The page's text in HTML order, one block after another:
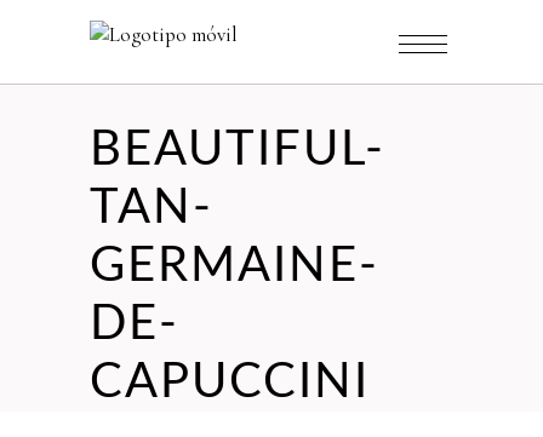
BEAUTIFUL-
TAN-
GERMAINE-
DE-
CAPUCCINI